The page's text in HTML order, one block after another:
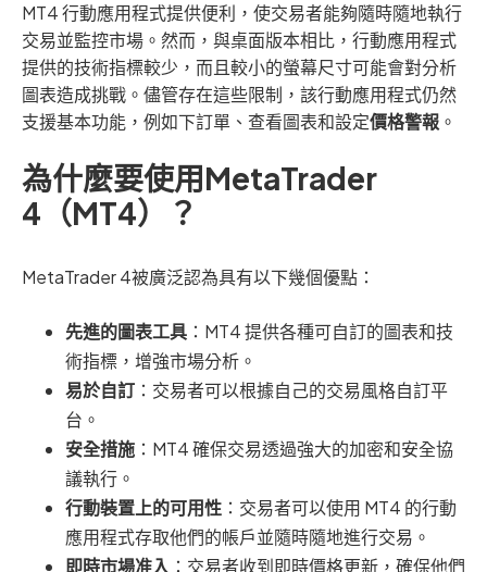
MT4 行動應用程式提供便利，使交易者能夠隨時隨地執行
交易並監控市場。然而，與桌面版本相比，行動應用程式
提供的技術指標較少，而且較小的螢幕尺寸可能會對分析
圖表造成挑戰。儘管存在這些限制，該行動應用程式仍然
支援基本功能，例如下訂單、查看圖表和設定價格警報 。
為什麼要使用MetaTrader
4（MT4）？
MetaTrader 4被廣泛認為具有以下幾個優點：
先進的圖表工具 ：MT4 提供各種可自訂的圖表和技
術指標，增強市場分析。
易於自訂 ：交易者可以根據自己的交易風格自訂平
台。
安全措施 ：MT4 確保交易透過強大的加密和安全協
議執行。
行動裝置上的可用性 ：交易者可以使用 MT4 的行動
應用程式存取他們的帳戶並隨時隨地進行交易。
即時市場准入 ：交易者收到即時價格更新，確保他們